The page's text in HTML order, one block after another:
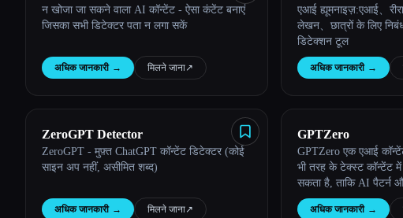
न खोजा जा सकने वाला AI कॉन्टेंट - ऐसा कंटेंट बनाएं
जिसका सभी डिटेक्टर पता न लगा सकें
अधिक जानकारी → मिलने जाना↗︎
एआई ह्यूमनाइज़:एआई、
लेखन、छात्रों के लिए
डिटेक्शन टूल
अधिक जानकारी →
ZeroGPT Detector
ZeroGPT - मुफ़्त ChatGPT कॉन्टेंट डिटेक्टर (कोई
साइन अप नहीं, असीमित शब्द)
अधिक जानकारी → मिलने जाना↗︎
GPTZero
GPTZero एक एआई
भी तरह के टेक्स्ट कॉन्टेंट में
सकता है, ताकि AI पैटर्न
के टोन की पहचान की जा
अधिक जानकारी →